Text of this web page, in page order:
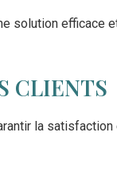
solution efficace
CLIENTS
la